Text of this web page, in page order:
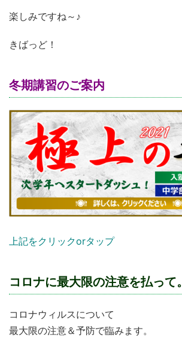
楽しみですね～♪
きばっど！
冬期講習のご案内
上記をクリックorタップ
コロナに最大限の注意を払って。
コロナウィルスについて
最大限の注意＆予防で臨みます。